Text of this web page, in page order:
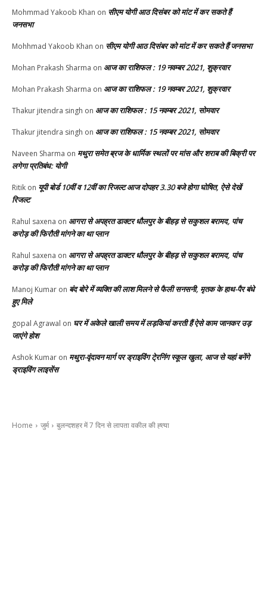
Mohmmad Yakoob Khan on सीएम योगी आठ दिसंबर को मांट में कर सकते हैं
जनसभा
Mohhmad Yakoob Khan on सीएम योगी आठ दिसंबर को मांट में कर सकते हैं जनसभा
Mohan Prakash Sharma on आज का राशिफल : 19 नवम्बर 2021, शुक्रवार
Mohan Prakash Sharma on आज का राशिफल : 19 नवम्बर 2021, शुक्रवार
Thakur jitendra singh on आज का राशिफल : 15 नवम्बर 2021, सोमवार
Thakur jitendra singh on आज का राशिफल : 15 नवम्बर 2021, सोमवार
Naveen Sharma on मथुरा समेत ब्रज के धार्मिक स्थलों पर मांस और शराब की बिक्री पर
लगेगा प्रतिबंध: योगी
Ritik on यूपी बोर्ड 10वीं व 12वीं का रिजल्ट आज दोपहर 3.30 बजे होगा घोषित, ऐसे देखें
रिजल्ट
Rahul saxena on आगरा से अपह्रत डाक्टर धौलपुर के बीहड़ से सकुशल बरामद, पांच
करोड़ की फिरौती मांगने का था प्लान
Rahul saxena on आगरा से अपह्रत डाक्टर धौलपुर के बीहड़ से सकुशल बरामद, पांच
करोड़ की फिरौती मांगने का था प्लान
Manoj Kumar on बंद बोरे में व्यक्ति की लाश मिलने से फैली सनसनी, मृतक के हाथ-पैर बंधे
हुए मिले
gopal Agrawal on घर में अकेले खाली समय में लड़कियां करती हैं ऐसे काम जानकर उड़
जाएंगे होश
Ashok Kumar on मथुरा-वृंदावन मार्ग पर ड्राइविंग टे्रनिंग स्कूल खुला, आज से यहां बनेंगे
ड्राइविंग लाइसेंस